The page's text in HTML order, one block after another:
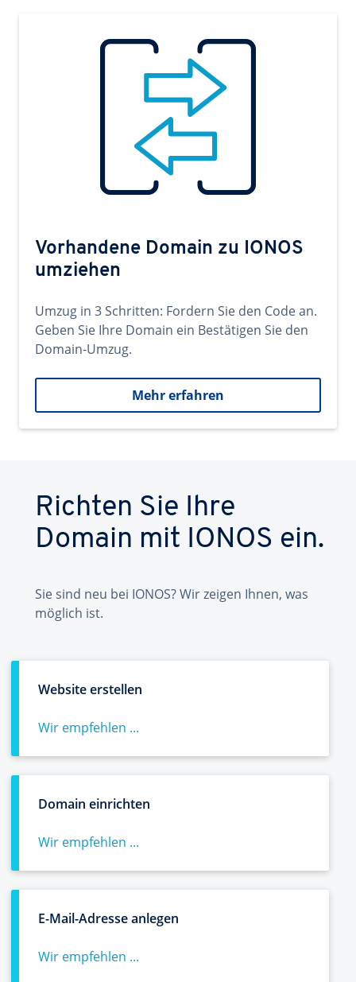
Vorhandene Domain zu IONOS
umziehen
Umzug in 3 Schritten: Fordern Sie den Code an.
Geben Sie Ihre Domain ein Bestätigen Sie den
Domain-Umzug.
Mehr erfahren
Richten Sie Ihre
Domain mit IONOS ein.
Sie sind neu bei IONOS? Wir zeigen Ihnen, was
möglich ist.
Website erstellen
Wir empfehlen ...
Domain einrichten
Wir empfehlen ...
E-Mail-Adresse anlegen
Wir empfehlen ...